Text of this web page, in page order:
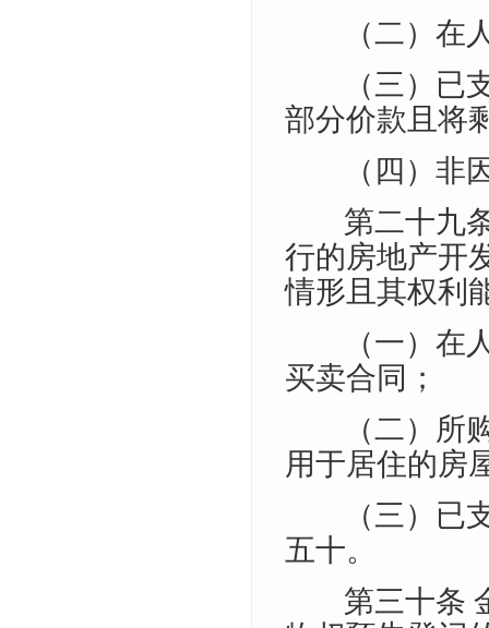
（二）在
（三）已
部分价款且将
（四）非
第二十九
行的房地产开
情形且其权利
（一）在
买卖合同；
（二）所
用于居住的房
（三）已
五十。
第三十条